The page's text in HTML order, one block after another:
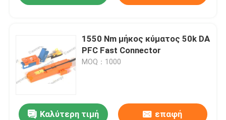
1550 Nm μήκος κύματος 50k DA
PFC Fast Connector
MOQ：1000
Καλύτερη τιμή επαφή